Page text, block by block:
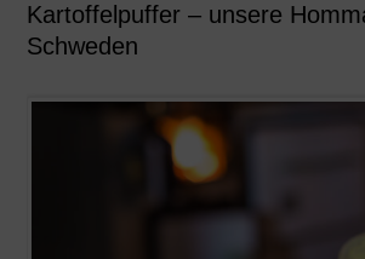
Kartoffelpuffer – unsere
Schweden